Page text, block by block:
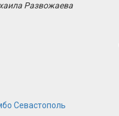
Развожаева
Севастополь